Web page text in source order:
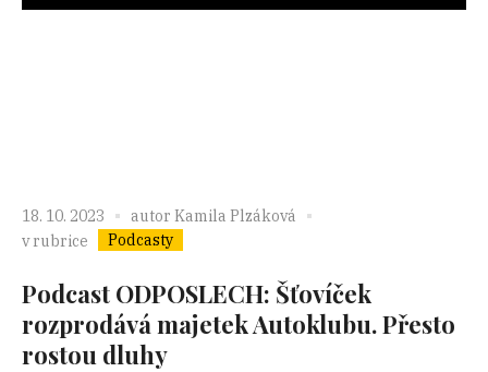
18. 10. 2023 autor Kamila Plzáková
v rubrice
Podcasty
Podcast ODPOSLECH: Šťovíček
rozprodává majetek Autoklubu. Přesto
rostou dluhy